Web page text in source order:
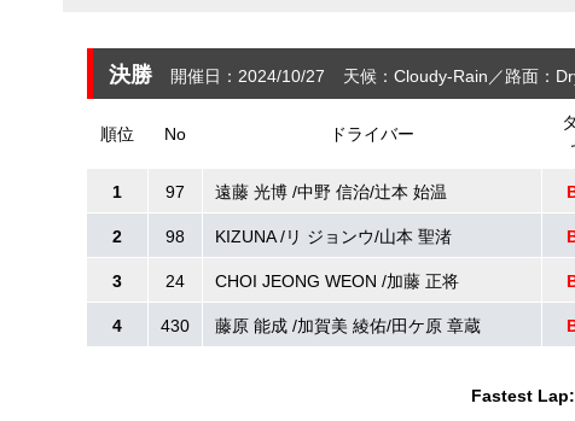
決勝 開催日：2024/10/27 天候：Cloudy-Rain 路面：
順位 No ドライバー
Fastest Lap:
1 97 遠藤 光博 /中野 信治/辻本 始温
2 98 KIZUNA /リ ジョンウ/山本 聖渚
3 24 CHOI JEONG WEON /加藤 正将
4 430 藤原 能成 /加賀美 綾佑/田ケ原 章蔵